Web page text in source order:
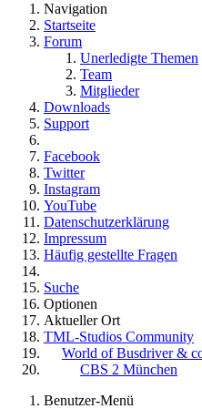
Navigation
Startseite
Forum
Unerledigte Themen
Team
Mitglieder
Downloads
Support
Facebook
Twitter
Instagram
YouTube
Datenschutzerklärung
Impressum
Häufig gestellte Fragen
Suche
Optionen
Aktueller Ort
TML-Studios Community
World of Busdriver &
CBS 2 München
Benutzer-Menü